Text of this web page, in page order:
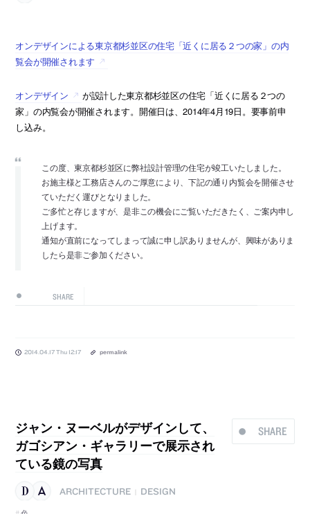
オンデザインによる東京都杉並区の住宅「近くに居る２つの家」の内
覧会が開催されます
オンデザイン
が設計した東京都杉並区の住宅「近くに居る２つの
家」の内覧会が開催されます。開催日は、2014年4月19日。要事前申
し込み。
この度、東京都杉並区に弊社設計管理の住宅が竣工いたしました。
お施主様と工務店さんのご厚意により、下記の通り内覧会を開催させ
ていただく運びとなりました。
ご多忙と存じますが、是非この機会にご覧いただきたく、ご案内申し
上げます。
通知が直前になってしまって誠に申し訳ありませんが、興味がありま
したら是非ご参加ください。
SHARE
2014.04.17 Thu 12:17 permalink
SHARE
ジャン・ヌーベルがデザインして、
ガゴシアン・ギャラリーで展示され
ている鏡の写真
ARCHITECTURE
DESIGN